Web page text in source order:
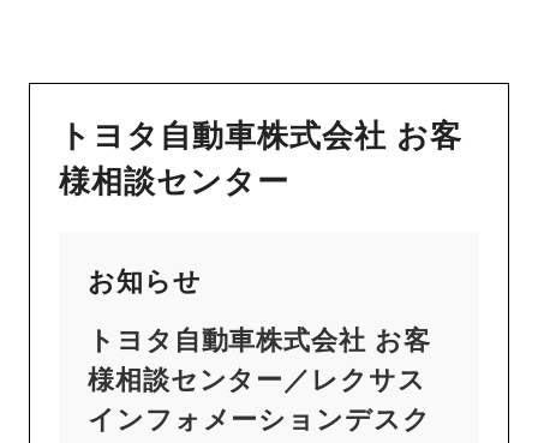
トヨタ自動車株式会社 お客
様相談センター
お知らせ
トヨタ自動車株式会社 お客
様相談センター／レクサス
インフォメーションデスク